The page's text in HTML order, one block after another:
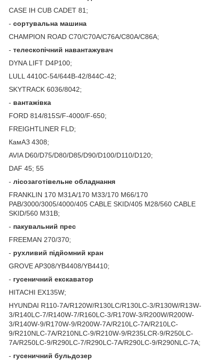
CASE IH CUB CADET 81;
- сортувальна машина
CHAMPION ROAD C70/C70A/C76A/C80A/C86A;
- телескопічний навантажувач
DYNA LIFT D4P100;
LULL 4410C-54/644B-42/844C-42;
SKYTRACK 6036/8042;
- вантажівка
FORD 814/815S/F-4000/F-650;
FREIGHTLINER FLD;
КамАЗ 4308;
AVIA D60/D75/D80/D85/D90/D100/D110/D120;
DAF 45; 55
- лісозаготівельне обладнання
FRANKLIN 170 M31A/170 M33/170 M66/170
PAB/3000/3005/4000/405 CABLE SKID/405 M28/560 CABLE
SKID/560 M31B;
- пакувальний прес
FREEMAN 270/370;
- рухливий підйомний кран
GROVE AP308/YB4408/YB4410;
- гусеничний екскаватор
HITACHI EX135W;
HYUNDAI R110-7A/R120W/R130LC/R130LC-3/R130W/R13W-
3/R140LC-7/R140W-7/R160LC-3/R170W-3/R200W/R200W-
3/R140W-9/R170W-9/R200W-7A/R210LC-7A/R210LC-
9/R210NLC-7A/R210NLC-9/R210W-9/R235LCR-9/R250LC-
7A/R250LC-9/R290LC-7/R290LC-7A/R290LC-9/R290NLC-7A;
- гусеничний бульдозер